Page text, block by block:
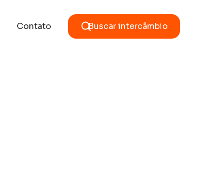
Contato Buscar intercâmbio